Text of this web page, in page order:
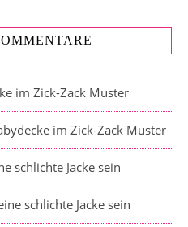
im Zick-Zack Muster
im Zick-Zack Muster
schlichte Jacke sein
schlichte Jacke sein